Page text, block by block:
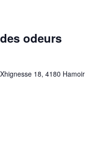
odeurs
18, 4180 Hamoir